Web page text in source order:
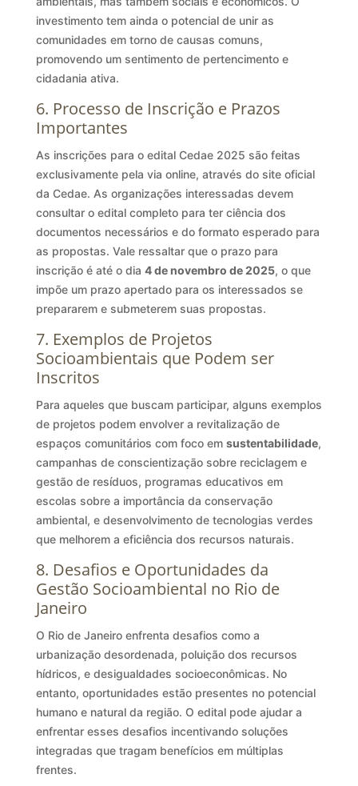
investimento tem ainda o potencial de unir as
comunidades em torno de causas comuns,
promovendo um sentimento de pertencimento e
cidadania ativa.
6. Processo de Inscrição e Prazos
Importantes
As inscrições para o edital Cedae 2025 são feitas
exclusivamente pela via online, através do site oficial
da Cedae. As organizações interessadas devem
consultar o edital completo para ter ciência dos
documentos necessários e do formato esperado para
as propostas. Vale ressaltar que o prazo para
inscrição é até o dia 4 de novembro de 2025, o que
impõe um prazo apertado para os interessados se
prepararem e submeterem suas propostas.
7. Exemplos de Projetos
Socioambientais que Podem ser
Inscritos
Para aqueles que buscam participar, alguns exemplos
de projetos podem envolver a revitalização de
espaços comunitários com foco em sustentabilidade,
campanhas de conscientização sobre reciclagem e
gestão de resíduos, programas educativos em
escolas sobre a importância da conservação
ambiental, e desenvolvimento de tecnologias verdes
que melhorem a eficiência dos recursos naturais.
8. Desafios e Oportunidades da
Gestão Socioambiental no Rio de
Janeiro
O Rio de Janeiro enfrenta desafios como a
urbanização desordenada, poluição dos recursos
hídricos, e desigualdades socioeconômicas. No
entanto, oportunidades estão presentes no potencial
humano e natural da região. O edital pode ajudar a
enfrentar esses desafios incentivando soluções
integradas que tragam benefícios em múltiplas
frentes.